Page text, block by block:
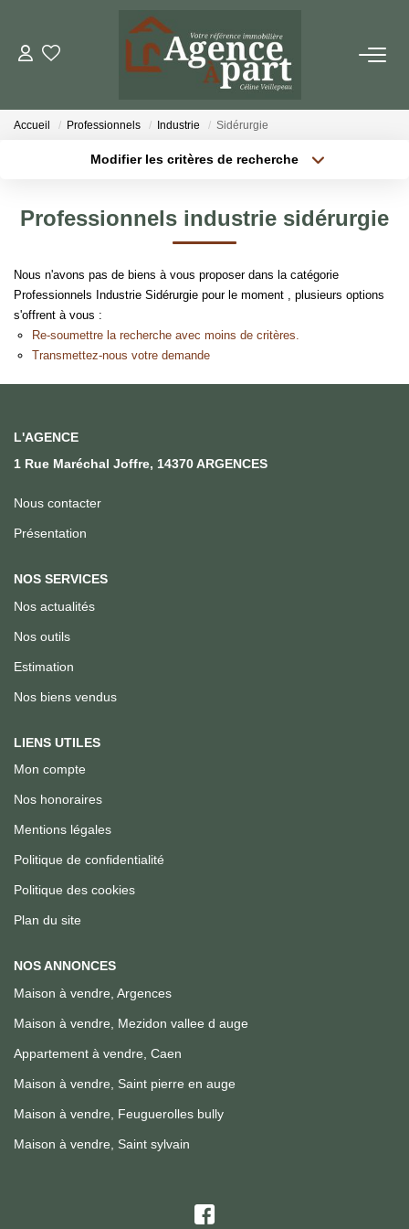
NOS BIENS
Locations
Accueil Professionnels Industrie Sidérurgie
Modifier les critères de recherche
Plus de critères Créer une alerte
Professionnels industrie sidérurgie
Nous n'avons pas de biens à vous proposer dans la catégorie
Professionnels Industrie Sidérurgie pour le moment , plusieurs options
s'offrent à vous :
Re-soumettre la recherche avec moins de critères.
Transmettez-nous votre demande
L'AGENCE
1 Rue Maréchal Joffre, 14370 ARGENCES
Nous contacter
Présentation
NOS SERVICES
Nos actualités
Nos outils
Estimation
Nos biens vendus
LIENS UTILES
Mon compte
Nos honoraires
Mentions légales
Politique de confidentialité
Politique des cookies
Plan du site
NOS ANNONCES
Maison à vendre, Argences
Maison à vendre, Mezidon vallee d auge
Appartement à vendre, Caen
Maison à vendre, Saint pierre en auge
Maison à vendre, Feuguerolles bully
Maison à vendre, Saint sylvain